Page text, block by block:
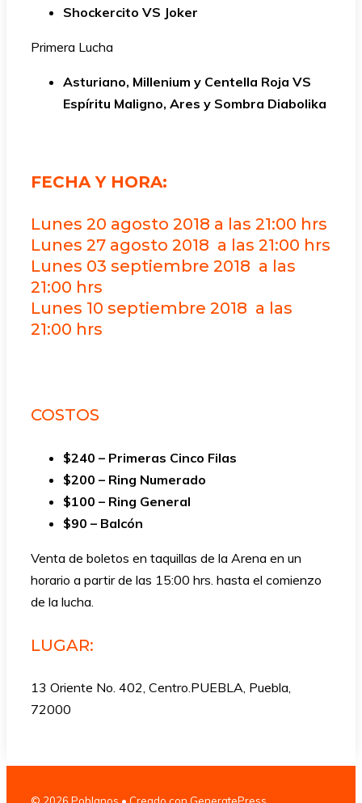
Shockercito VS Joker
Primera Lucha
Asturiano, Millenium y Centella Roja VS
Espíritu Maligno, Ares y Sombra Diabolika
FECHA Y HORA:
Lunes 20 agosto 2018 a las 21:00 hrs
Lunes 27 agosto 2018 a las 21:00 hrs
Lunes 03 septiembre 2018 a las
21:00 hrs
Lunes 10 septiembre 2018 a las
21:00 hrs
COSTOS
$240 – Primeras Cinco Filas
$200 – Ring Numerado
$100 – Ring General
$90 – Balcón
Venta de boletos en taquillas de la Arena en un
horario a partir de las 15:00 hrs. hasta el comienzo
de la lucha.
LUGAR:
13 Oriente No. 402, Centro.PUEBLA, Puebla,
72000